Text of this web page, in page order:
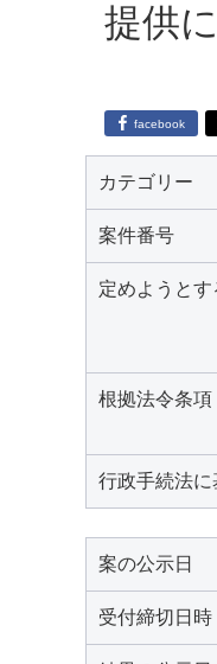
提供
facebook
カテゴリー
案件番号
定めようと
根拠法令条項
行政手続法
案の公示日
受付締切日時